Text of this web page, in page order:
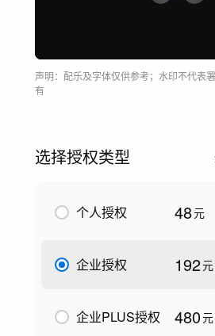
声明：配乐及字体仅供参考；水印不代表
有
选择授权类型
个人授权 48元
企业授权 192元
企业PLUS授权 480元